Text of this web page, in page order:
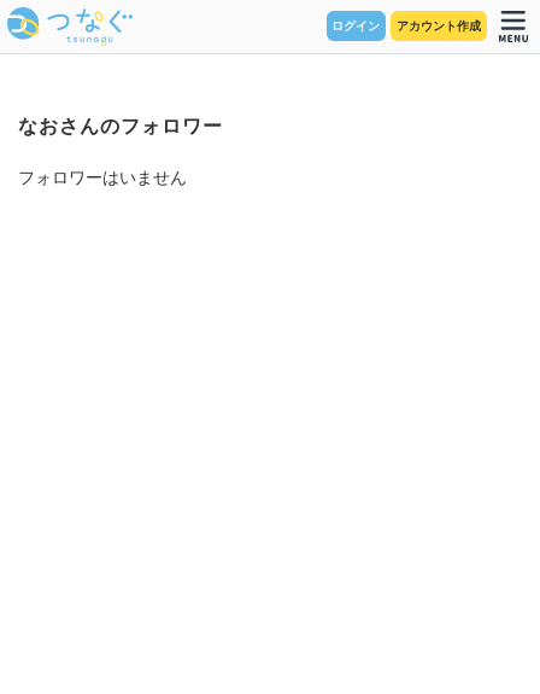
ログイン アカウント作成
なおさんのフォロワー
フォロワーはいません